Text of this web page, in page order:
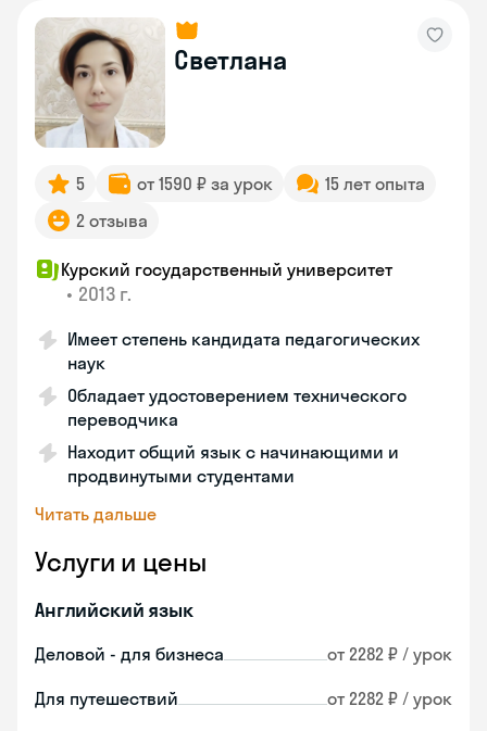
Светлана
5 от 1590 ₽ за урок
15 лет опыта
2 отзыва
Курский государственный университет
• 2013 г.
Имеет степень кандидата педагогических
наук
Обладает удостоверением технического
переводчика
Находит общий язык с начинающими и
продвинутыми студентами
Читать дальше
Услуги и цены
Английский язык
Деловой - для бизнеса от 2282 ₽ / урок
Для путешествий от 2282 ₽ / урок